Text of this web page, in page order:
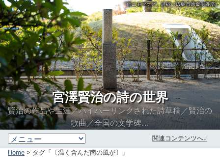
「雨ニモマケズ」詩碑（広島市原爆供養塔）
宮澤賢治の詩の世界
賢治の作品や生涯／ハイパーリンクされた詩草稿／賢治の
歌曲／全国の文学碑…
関連コンテンツへ↓
Home > タグ「〔温く含んだ南の風が〕」